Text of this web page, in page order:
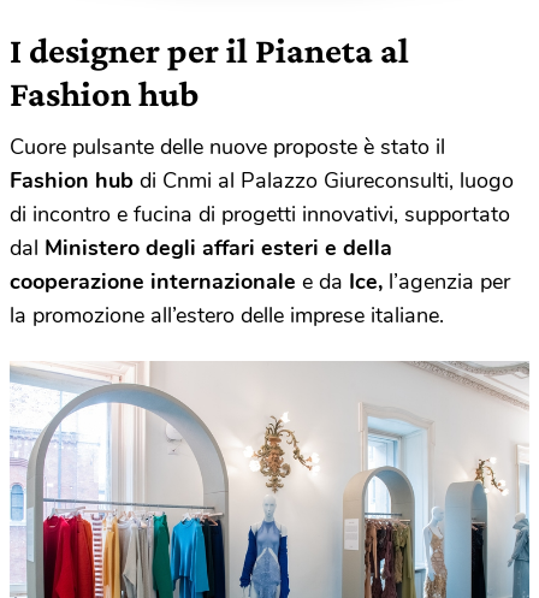
I designer per il Pianeta al
Fashion hub
Cuore pulsante delle nuove proposte è stato il
Fashion hub di Cnmi al Palazzo Giureconsulti, luogo
di incontro e fucina di progetti innovativi, supportato
dal Ministero degli affari esteri e della
cooperazione internazionale e da Ice, l’agenzia per
la promozione all’estero delle imprese italiane.